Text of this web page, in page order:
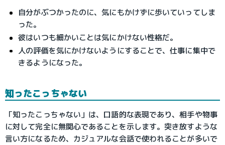
自分がぶつかったのに、気にもかけずに歩いていってしま
った。
彼はいつも細かいことは気にかけない性格だ。
人の評価を気にかけないようにすることで、仕事に集中で
きるようになった。
知ったこっちゃない
「知ったこっちゃない」は、口語的な表現であり、相手や物事
に対して完全に無関心であることを示します。突き放すような
言い方になるため、カジュアルな会話で使われることが多いで